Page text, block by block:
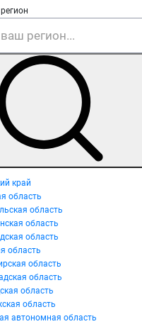
край
область
область
область
область
область
область
область
область
область
автономная область